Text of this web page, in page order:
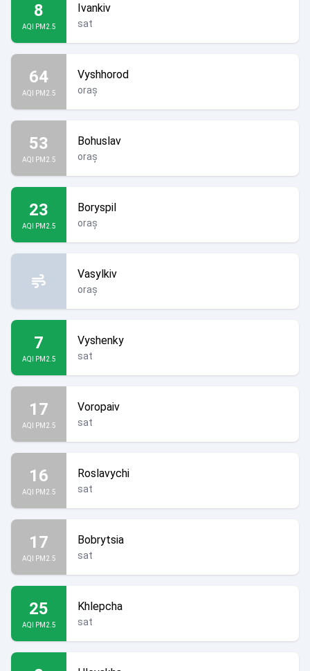
8
AQI PM2.5
Ivankiv
sat
64
AQI PM2.5
Vyshhorod
oraș
53
AQI PM2.5
Bohuslav
oraș
23
AQI PM2.5
Boryspil
oraș
Vasylkiv
oraș
7
AQI PM2.5
Vyshenky
sat
17
AQI PM2.5
Voropaiv
sat
16
AQI PM2.5
Roslavychi
sat
17
AQI PM2.5
Bobrytsia
sat
25
AQI PM2.5
Khlepcha
sat